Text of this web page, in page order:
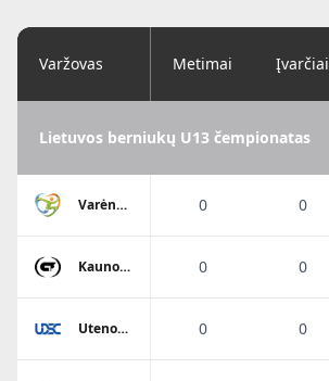
Varžovas Metimai Įvarčiai
Lietuvos berniukų U13 čempionatas
Varėnos
0 0
Kauno
0 0
Utenos
0 0